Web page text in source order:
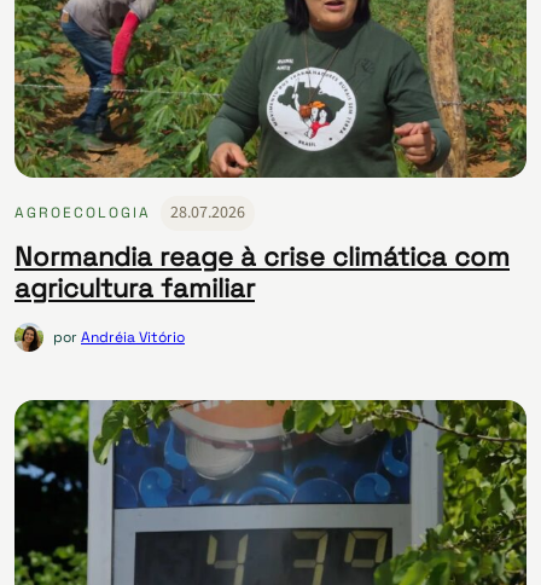
AGROECOLOGIA 28.07.2026
Normandia reage à crise climática com
agricultura familiar
porAndréia Vitório